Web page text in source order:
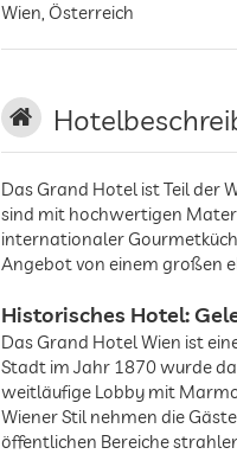
Wien, Österreich
Das Grand Hotel ist Teil der
sind mit hochwertigen
internationaler
Angebot von einem großen
Historisches Hotel:
Das Grand Hotel Wien ist
Stadt im Jahr 1870 wurde
weitläufige Lobby mit
Wiener Stil nehmen die
öffentlichen Bereiche